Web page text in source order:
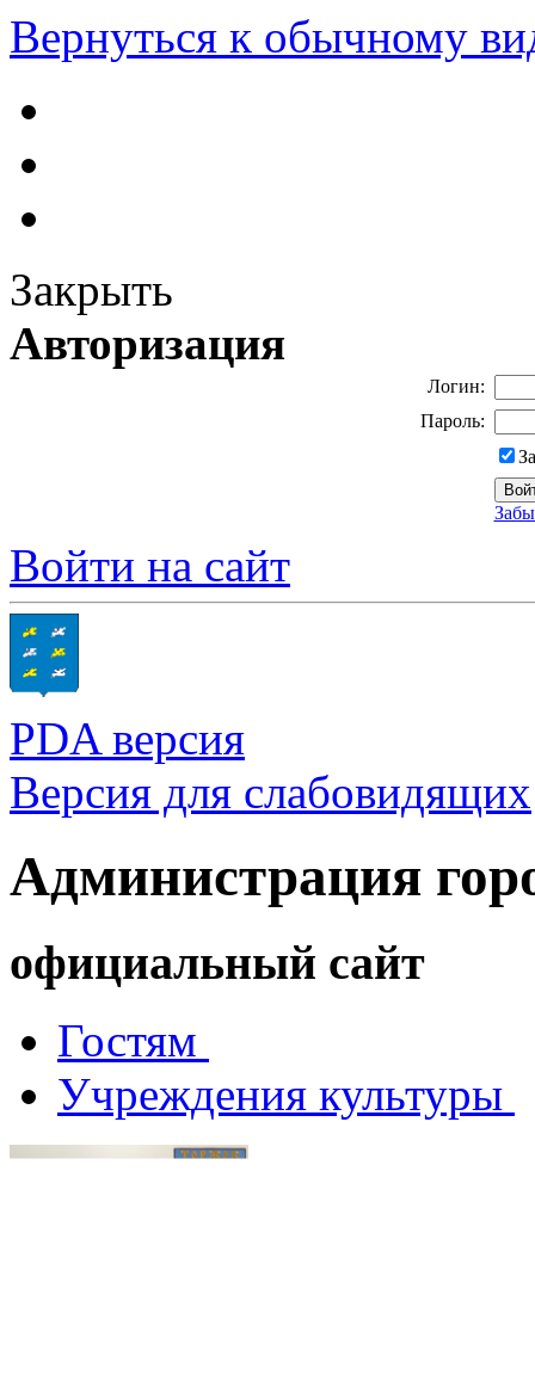
Вернуться к обычному
Закрыть
Авторизация
Логин:
Пароль:
Войти на сайт
PDA версия
Версия для слабовидящих
Администрация
официальный сайт
Гостям
Учреждения культуры